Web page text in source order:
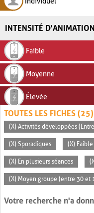
INTENSITÉ D'ANIMATION
Faible
Moyenne
Élevée
TOUTES LES FICHES (25)
(X) Activités développées
(X) Sporadiques (X) Faible
(X) En plusieurs séances
(X) Moyen groupe (entre 30 et
Votre recherche n'a